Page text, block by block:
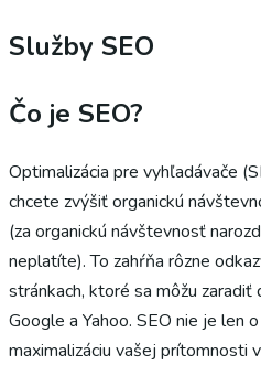
Služby SEO
Čo je SEO?
Optimalizácia pre vyhľadávače
chcete zvýšiť organickú
(za organickú návštevnosť
neplatíte). To zahŕňa rôzne
stránkach, ktoré sa môžu zaradiť
Google a Yahoo. SEO nie je len
maximalizáciu vašej prítomnosti